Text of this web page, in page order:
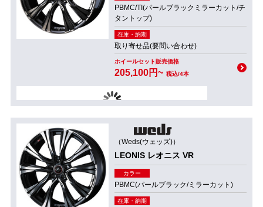
PBMC/TI(パールブラックミラーカット/チ
タントップ)
在庫・納期
取り寄せ品(要問い合わせ)
ホイールセット販売価格
205,100円~ 税込/4本
（Weds(ウェッズ)）
LEONIS レオニス VR
カラー
PBMC(パールブラック/ミラーカット)
在庫・納期